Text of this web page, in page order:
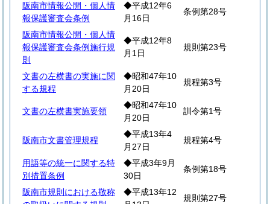
阪南市情報公開・個人情
報保護審査会条例
◆平成12年6
月16日
条例第28号
阪南市情報公開・個人情
報保護審査会条例施行規
則
◆平成12年8
月1日
規則第23号
文書の左横書の実施に関
する規程
◆昭和47年10
月20日
規程第3号
文書の左横書実施要領
◆昭和47年10
月20日
訓令第1号
阪南市文書管理規程
◆平成13年4
月27日
規程第4号
用語等の統一に関する特
別措置条例
◆平成3年9月
30日
条例第18号
阪南市規則における敬称
◆平成13年12
規則第27号